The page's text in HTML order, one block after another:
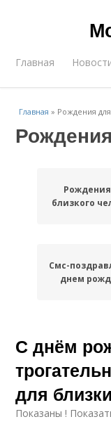
Главная
Главная » Рождения
близкого
Смс-
днем
С днём
для
Показаны !